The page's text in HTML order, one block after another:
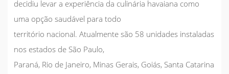
decidiu levar a experiência da culinária havaiana como
uma opção saudável para todo
território nacional. Atualmente são 58 unidades instaladas
nos estados de São Paulo,
Paraná, Rio de Janeiro, Minas Gerais, Goiás, Santa Catarina